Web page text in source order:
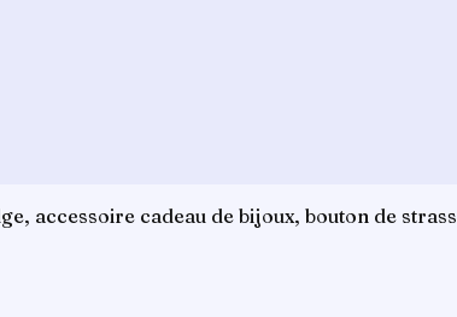
accessoire cadeau de bijoux, bouton de strass